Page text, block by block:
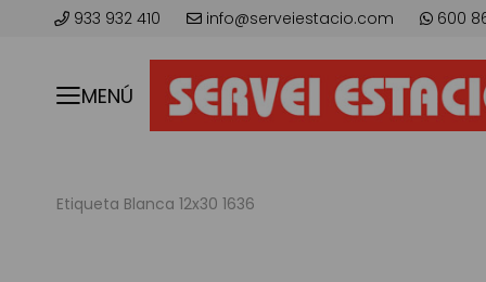
933 932 410 info@serveiestacio.com 600
MENÚ
Etiqueta Blanca 12x30 1636